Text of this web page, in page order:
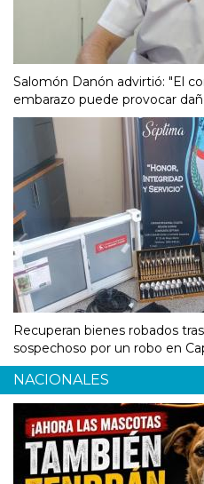
Salomón Danón advirtió: "El
embarazo puede provocar
Recuperan bienes robados
sospechoso por un robo en
NACIONALES